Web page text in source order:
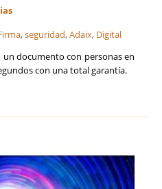
,seguridad,Adaix, Digital
documento con personas en
con una total garantía.